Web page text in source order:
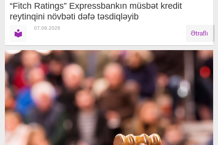
“Fitch Ratings” Expressbankın müsbət kredit
reytinqini növbəti dəfə təsdiqləyib
07.08.2026
Ətraflı